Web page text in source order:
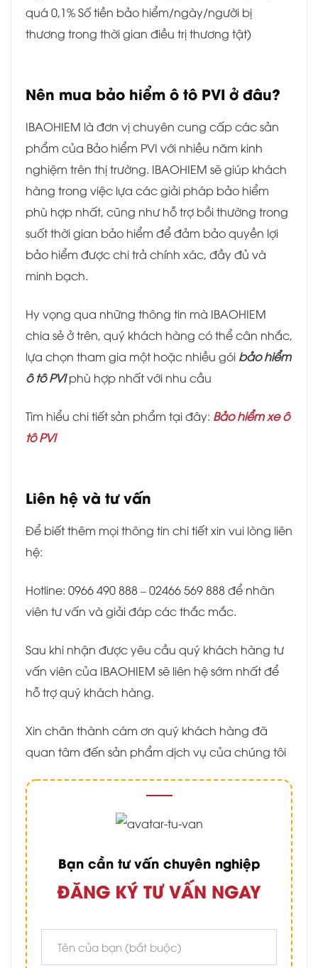
quá 0,1% Số tiền bảo hiểm/ngày/người bị
thương trong thời gian điều trị thương tật)
Nên mua bảo hiểm ô tô PVI ở đâu?
IBAOHIEM là đơn vị chuyên cung cấp các sản
phẩm của Bảo hiểm PVI với nhiều năm kinh
nghiệm trên thị trường. IBAOHIEM sẽ giúp khách
hàng trong việc lựa các giải pháp bảo hiểm
phù hợp nhất, cũng như hỗ trợ bồi thường trong
suốt thời gian bảo hiểm để đảm bảo quyền lợi
bảo hiểm được chi trả chính xác, đầy đủ và
minh bạch.
Hy vọng qua những thông tin mà IBAOHIEM
chia sẻ ở trên, quý khách hàng có thể cân nhắc,
lựa chọn tham gia một hoặc nhiều gói bảo hiểm
ô tô PVIphù hợp nhất với nhu cầu
Tìm hiểu chi tiết sản phẩm tại đây: Bảo hiểm xe ô
tô PVI
Liên hệ và tư vấn
Để biết thêm mọi thông tin chi tiết xin vui lòng liên
hệ:
Hotline: 0966 490 888 – 02466 569 888 để nhân
viên tư vấn và giải đáp các thắc mắc.
Sau khi nhận được yêu cầu quý khách hàng tư
vấn viên của IBAOHIEM sẽ liên hệ sớm nhất để
hỗ trợ quý khách hàng.
Xin chân thành cám ơn quý khách hàng đã
quan tâm đến sản phẩm dịch vụ của chúng tôi
Bạn cần tư vấn chuyên nghiệp
ĐĂNG KÝ TƯ VẤN NGAY